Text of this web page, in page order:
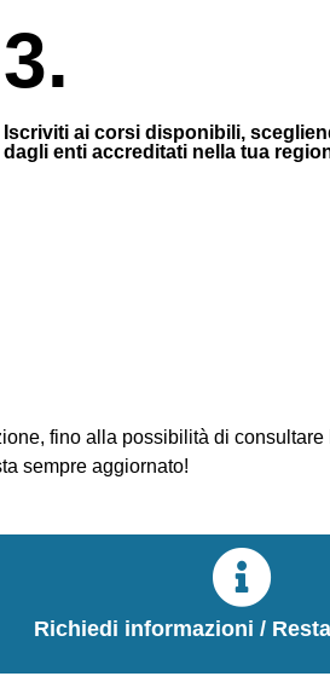
3.
Iscriviti ai corsi disponibili,
dagli enti accreditati nella tua
fino alla possibilità di
sempre aggiornato!
Richiedi informazioni /